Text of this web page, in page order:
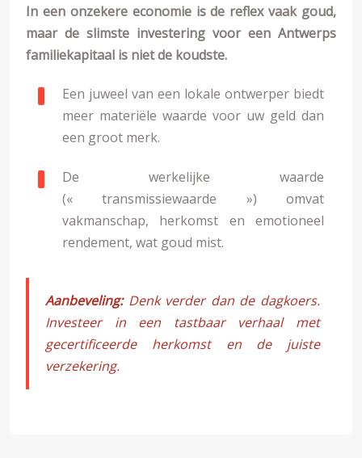
In een onzekere economie is de reflex vaak goud,
maar de slimste investering voor een Antwerps
familiekapitaal is niet de koudste.
Een juweel van een lokale ontwerper biedt
meer materiële waarde voor uw geld dan
een groot merk.
De werkelijke waarde
(« transmissiewaarde ») omvat
vakmanschap, herkomst en emotioneel
rendement, wat goud mist.
Aanbeveling:Denk verder dan de dagkoers.
Investeer in een tastbaar verhaal met
gecertificeerde herkomst en de juiste
verzekering.